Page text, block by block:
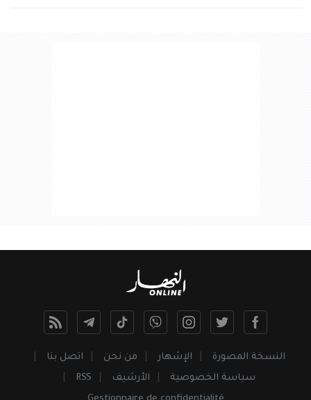
النسخة المصورة الإشهار من نحن
اتصل بنا
سياسة الخصوصية
الأرشيف
RSS